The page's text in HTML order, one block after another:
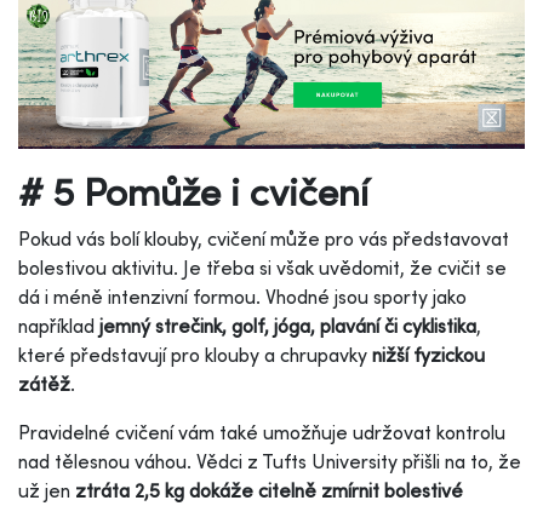
# 5 Pomůže i cvičení
Pokud vás bolí klouby, cvičení může pro vás představovat
bolestivou aktivitu. Je třeba si však uvědomit, že cvičit se
dá i méně intenzivní formou. Vhodné jsou sporty jako
například jemný strečink, golf, jóga, plavání či cyklistika,
které představují pro klouby a chrupavky nižší fyzickou
zátěž.
Pravidelné cvičení vám také umožňuje udržovat kontrolu
nad tělesnou váhou. Vědci z Tufts University přišli na to, že
už jen ztráta 2,5 kg dokáže citelně zmírnit bolestivé